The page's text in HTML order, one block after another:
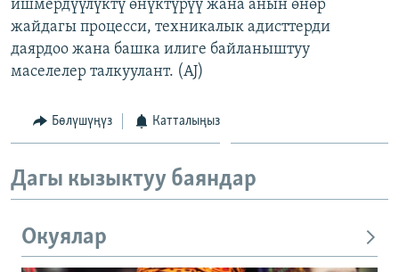
ЭЕ/АРнун бардык сайттары
ишмердүүлүктү өнүктүрүү жана анын өнөр
жайдагы процесси, техникалык адисттерди
даярдоо жана башка илиге байланыштуу
маселелер талкуулант. (AJ)
Бөлүшүңүз Катталыңыз
Дагы кызыктуу баяндар
Окуялар